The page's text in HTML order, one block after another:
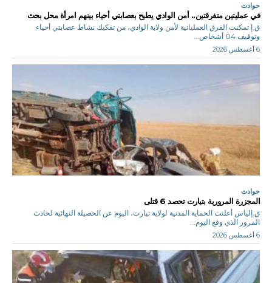
حوادث
في عمليتين متفرقتين.. أمن الوادي يطيح بعصابتي أحياء بينهم امرأة محل بحث
ق.إ تمكنت الفرق العملياتية لأمن ولاية الوادي، من تفكيك نشاط عصابتي أحياء
وتوقيف 04 أشخاص...
6 أغسطس 2026
حوادث
المجزرة المرورية بتيارت تحصد 6 قتلى
ق.إلياس أعلنت الحماية المدنية لولاية تيارت، اليوم عن الحصيلة النهائية لحادث
المرور الذي وقع اليوم...
6 أغسطس 2026